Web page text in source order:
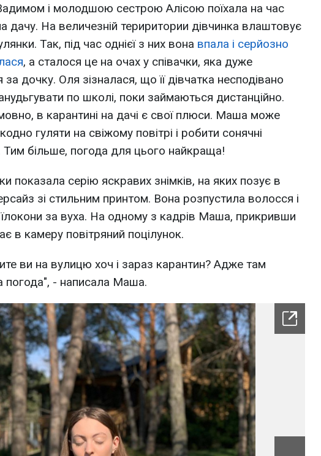
і молодшою сестрою Алісою поїхала на час
дачу. На величезній териритории дівчинка влаштовує
Так, під час однієї з них вона впала і серйозно
, а сталося це на очах у співачки, яка дуже
за дочку. Оля зізналася, що її дівчатка несподівано
по школі, поки займаються дистанційно.
в карантині на дачі є свої плюси. Маша може
гуляти на свіжому повітрі і робити сонячні
Тим більше, погода для цього найкраща!
показала серію яскравих знімків, на яких позує в
зі стильним принтом. Вона розпустила волосся і
за вуха. На одному з кадрів Маша, прикривши
в камеру повітряний поцілунок.
ви на вулицю хоч і зараз карантин? Адже там
погода", - написала Маша.